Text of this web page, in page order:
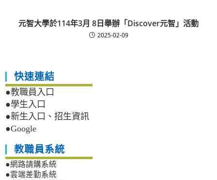
元智大學於114年3月 8日舉辦「Discover元智」活動
2025-02-09
快速連結
●教職員入口
●學生入口
●新生入口、招生資訊
●Google
教職員系統
●網路請購系統
●雲端差勤系統